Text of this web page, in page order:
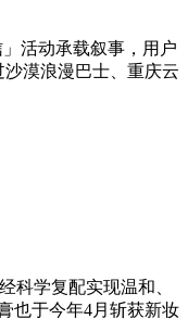
活动承载叙事，用户
漠浪漫巴士、重庆云
科学复配实现温和、
也于今年4月斩获新妆